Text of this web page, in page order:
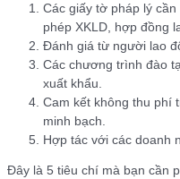
Các giấy tờ pháp lý
phép XKLD, hợp đồng
Đánh giá từ người lao
Các chương trình đào
xuất khẩu.
Cam kết không thu phí
minh bạch.
Hợp tác với các doanh
Đây là 5 tiêu chí mà bạn cần